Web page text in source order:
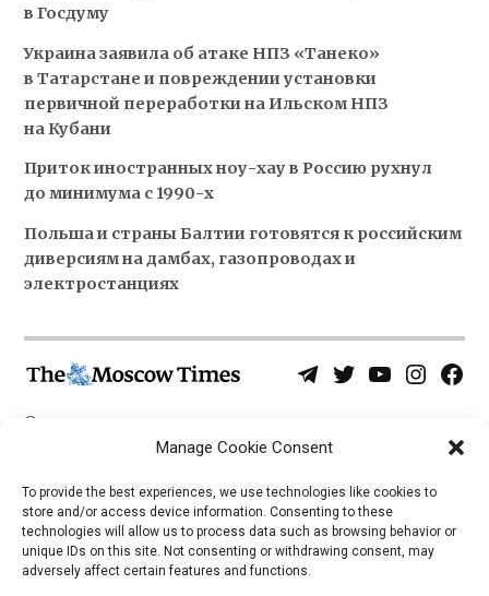
Manage Cookie Consent
To provide the best experiences, we use technologies like cookies to
store and/or access device information. Consenting to these
technologies will allow us to process data such as browsing behavior or
unique IDs on this site. Not consenting or withdrawing consent, may
adversely affect certain features and functions.
в Госдуму
Украина заявила об атаке НПЗ «Танеко»
в Татарстане и повреждении установки
первичной переработки на Ильском НПЗ
на Кубани
Приток иностранных ноу-хау в Россию рухнул
до минимума с 1990-х
Польша и страны Балтии готовятся к российским
диверсиям на дамбах, газопроводах и
электростанциях
Telegram
TwitterYouTubeInstagram
О нас
Политика конфиденциальности
iOS
Android